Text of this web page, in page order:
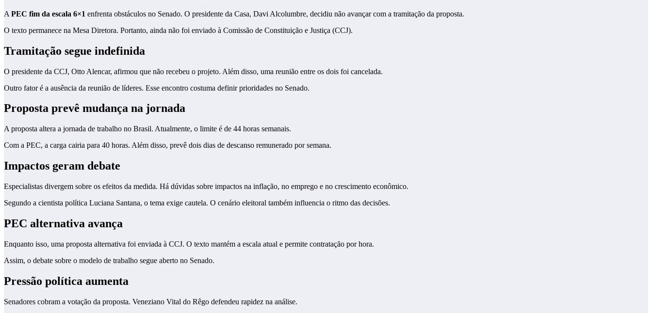
A PEC fim da escala 6×1 enfrenta obstáculos no Senado. O presidente da Casa, Davi Alcolumbre, decidiu não avançar com a tramitação da proposta.
O texto permanece na Mesa Diretora. Portanto, ainda não foi enviado à Comissão de Constituição e Justiça (CCJ).
Tramitação segue indefinida
O presidente da CCJ, Otto Alencar, afirmou que não recebeu o projeto. Além disso, uma reunião entre os dois foi cancelada.
Outro fator é a ausência da reunião de líderes. Esse encontro costuma definir prioridades no Senado.
Proposta prevê mudança na jornada
A proposta altera a jornada de trabalho no Brasil. Atualmente, o limite é de 44 horas semanais.
Com a PEC, a carga cairia para 40 horas. Além disso, prevê dois dias de descanso remunerado por semana.
Impactos geram debate
Especialistas divergem sobre os efeitos da medida. Há dúvidas sobre impactos na inflação, no emprego e no crescimento econômico.
Segundo a cientista política Luciana Santana, o tema exige cautela. O cenário eleitoral também influencia o ritmo das decisões.
PEC alternativa avança
Enquanto isso, uma proposta alternativa foi enviada à CCJ. O texto mantém a escala atual e permite contratação por hora.
Assim, o debate sobre o modelo de trabalho segue aberto no Senado.
Pressão política aumenta
Senadores cobram a votação da proposta. Veneziano Vital do Rêgo defendeu rapidez na análise.